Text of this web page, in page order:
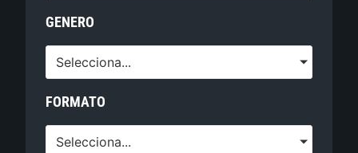
GENERO
Selecciona...
FORMATO
Selecciona...